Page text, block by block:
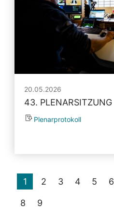
20.05.2026
43. PLENARSITZUNG
Plenarprotokoll
1 2 3 4 5 6
8 9